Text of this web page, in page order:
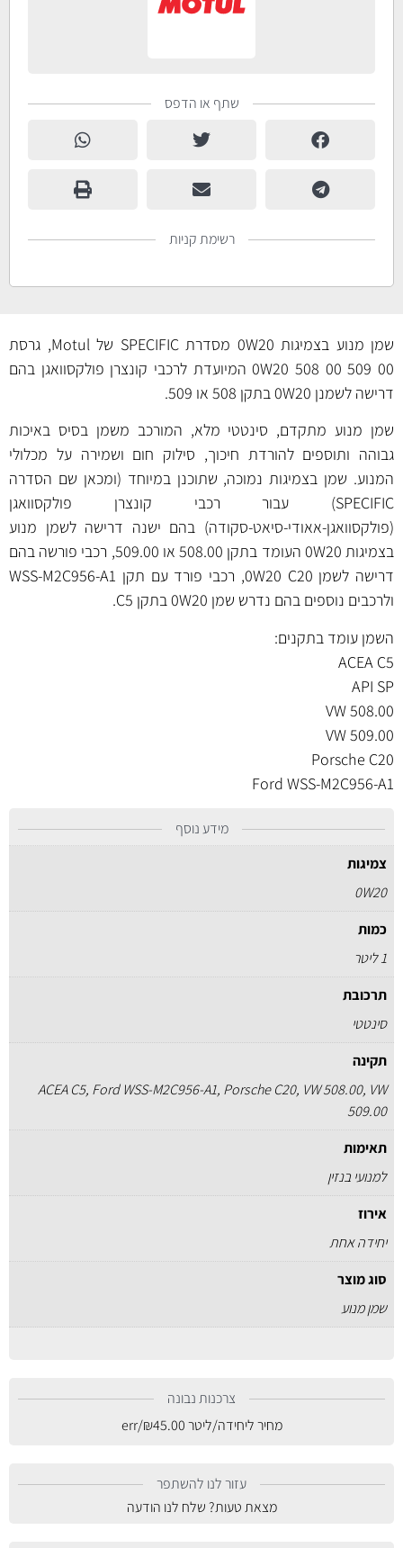
שתף או הדפס
רשימת קניות
שמן מנוע בצמיגות 0W20 מסדרת SPECIFIC של Motul, גרסת
0W20 508 00 509 00 המיועדת לרכבי קונצרן פולקסוואגן בהם
דרישה לשמנן 0W20 בתקן 508 או 509.
שמן מנוע מתקדם, סינטטי מלא, המורכב משמן בסיס באיכות
גבוהה ותוספים להורדת חיכוך, סילוק חום ושמירה על מכלולי
המנוע. שמן בצמיגות נמוכה, שתוכנן במיוחד (ומכאן שם הסדרה
SPECIFIC) עבור רכבי קונצרן פולקסוואגן
(פולקסוואגן-אאודי-סיאט-סקודה) בהם ישנה דרישה לשמן מנוע
בצמיגות 0W20 העומד בתקן 508.00 או 509.00, רכבי פורשה בהם
דרישה לשמן 0W20 C20, רכבי פורד עם תקן WSS-M2C956-A1
ולרכבים נוספים בהם נדרש שמן 0W20 בתקן C5.
השמן עומד בתקנים:
ACEA C5
API SP
VW 508.00
VW 509.00
Porsche C20
Ford WSS-M2C956-A1
מידע נוסף
צמיגות
0W20
כמות
1 ליטר
תרכובת
סינטטי
תקינה
ACEA C5, Ford WSS-M2C956-A1, Porsche C20, VW 508.00, VW
509.00
תאימות
למנועי בנזין
אירוז
יחידה אחת
סוג מוצר
שמן מנוע
צרכנות נבונה
מחיר ליחידה/ליטר
₪45.00
/err
עזור לנו להשתפר
מצאת טעות? שלח לנו הודעה